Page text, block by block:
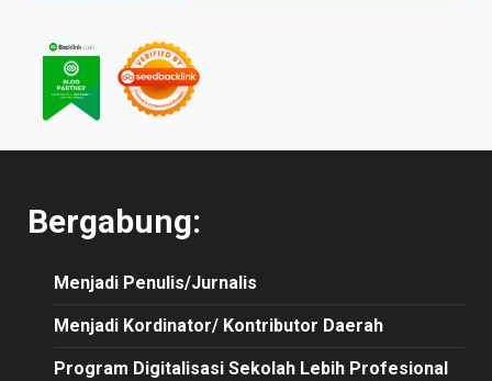
Bergabung:
Menjadi Penulis/Jurnalis
Menjadi Kordinator/ Kontributor Daerah
Program Digitalisasi Sekolah Lebih Profesional